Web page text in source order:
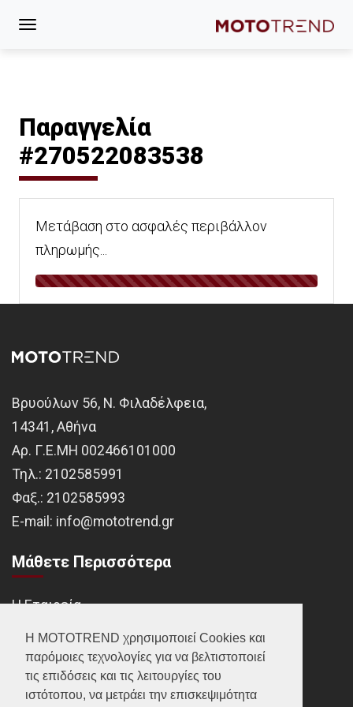
Η MOTOTREND χρησιμοποιεί Cookies και
παρόμοιες τεχνολογίες για να βελτιστοποιεί
τις επιδόσεις και τις λειτουργίες του
ιστότοπου, να μετράει την επισκεψιμότητα
Παραγγελία
#270522083538
Μετάβαση στο ασφαλές περιβάλλον
πληρωμής...
Βρυούλων 56, Ν. Φιλαδέλφεια,
14341, Αθήνα
Αρ. Γ.Ε.ΜΗ 002466101000
Τηλ.: 2102585991
Φαξ.: 2102585993
Ε-mail: info@mototrend.gr
Μάθετε Περισσότερα
Η Εταιρεία
Brands
Νέα
Οικονομικά στοιχεία